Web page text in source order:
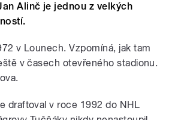
Alinč je jednou z velkých
v Lounech. Vzpomíná, jak tam
v časech otevřeného stadionu.
draftoval v roce 1992 do NHL